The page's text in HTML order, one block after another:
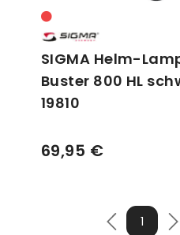
SIGMA Helm-
Buster 800 HL
19810
69,95 €
1